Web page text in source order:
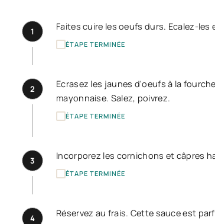
1 Faites cuire les oeufs durs. Ecalez-
ÉTAPE TERMINÉE
2
Ecrasez les jaunes d'oeufs à la
mayonnaise. Salez, poivrez.
ÉTAPE TERMINÉE
3 Incorporez les cornichons et câpres
ÉTAPE TERMINÉE
4 Réservez au frais. Cette sauce est